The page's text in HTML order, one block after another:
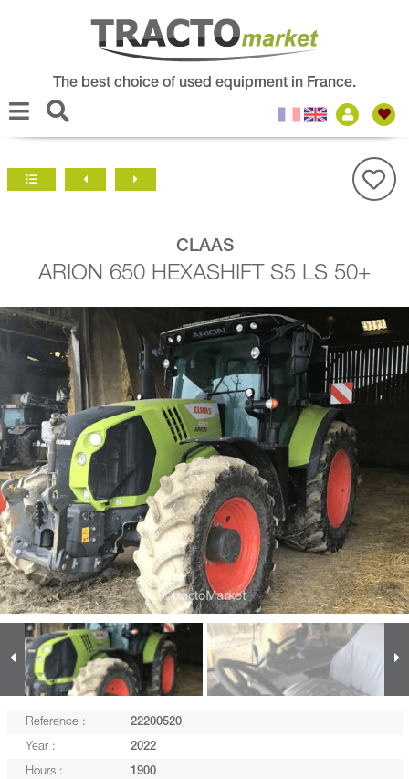
The best choice of used equipment in France.
CLAAS
ARION 650 HEXASHIFT S5 LS 50+
Reference : 22200520
Year : 2022
Hours : 1900